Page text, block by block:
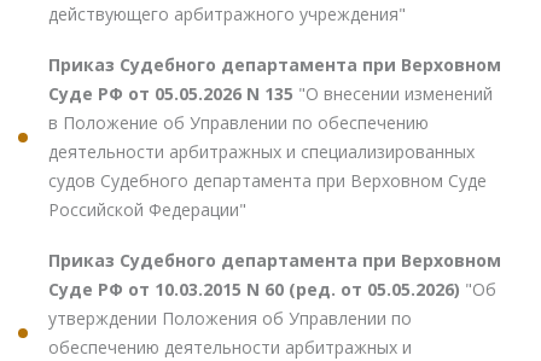
действующего арбитражного учреждения"
Приказ Судебного департамента при Верховном
Суде РФ от 05.05.2026 N 135 "О внесении изменений
в Положение об Управлении по обеспечению
деятельности арбитражных и специализированных
судов Судебного департамента при Верховном Суде
Российской Федерации"
Приказ Судебного департамента при Верховном
Суде РФ от 10.03.2015 N 60 (ред. от 05.05.2026) "Об
утверждении Положения об Управлении по
обеспечению деятельности арбитражных и